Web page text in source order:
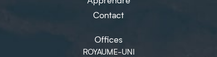
Contact
Offices
ROYAUME-UNI